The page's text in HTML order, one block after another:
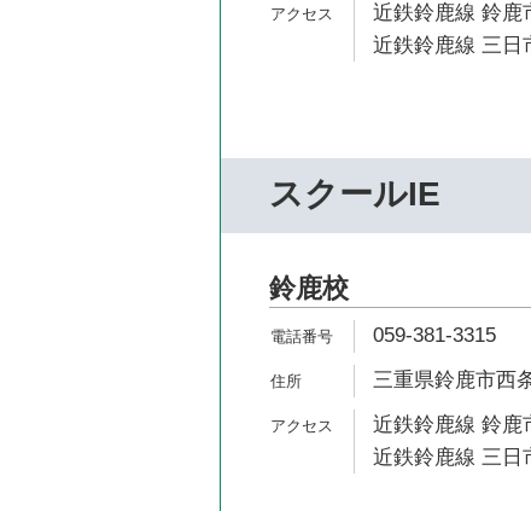
近鉄鈴鹿線 鈴鹿
近鉄鈴鹿線 三日
スクールIE
鈴鹿校
059-381-3315
三重県鈴鹿市西
近鉄鈴鹿線 鈴鹿
近鉄鈴鹿線 三日